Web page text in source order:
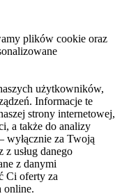
plików cookie oraz
użytkowników,
Informacje te
strony internetowej,
a także do analizy
wyłącznie za Twoją
usług danego
z danymi
Ci oferty za
online.